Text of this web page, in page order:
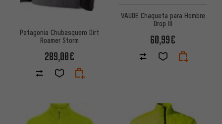
Patagonia Chubasquero Dirt
Roamer Storm
289,00€
VAUDE Chaqueta para Hombre
Drop III
60,99€